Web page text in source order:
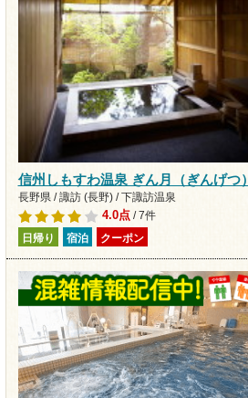
信州しもすわ温泉 ぎん月（ぎんげつ）
長野県 / 諏訪 (長野) / 下諏訪温泉
4.0点/ 7件
日帰り 宿泊 クーポン